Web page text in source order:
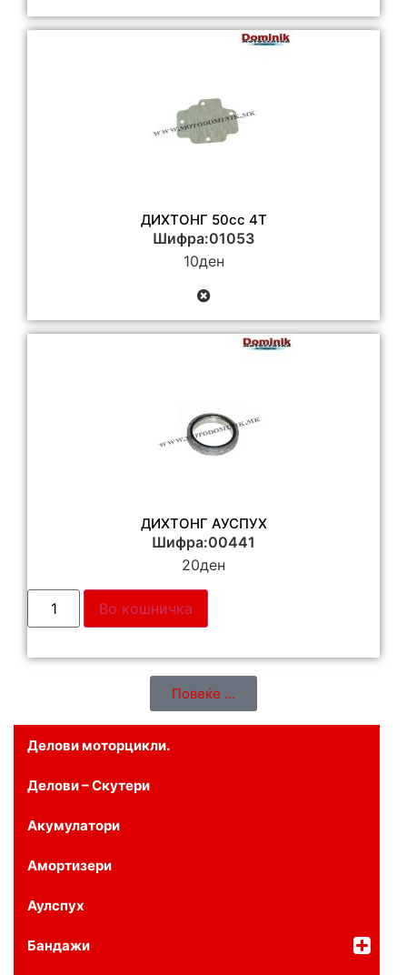
Делови моторцикли.
Делови – Скутери
Акумулатори
Амортизери
Аулспух
Бандажи
ДИХТОНГ 50cc 4T
Шифра:01053
10ден
ДИХТОНГ АУСПУХ
Шифра:00441
20ден
Во кошничка
Повеќе ...